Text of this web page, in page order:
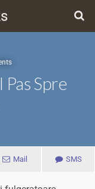
Spre
Mail SMS